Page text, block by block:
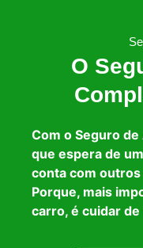
O
Com o Seguro
que espera de
conta com
Porque, mais
carro, é cuidar de